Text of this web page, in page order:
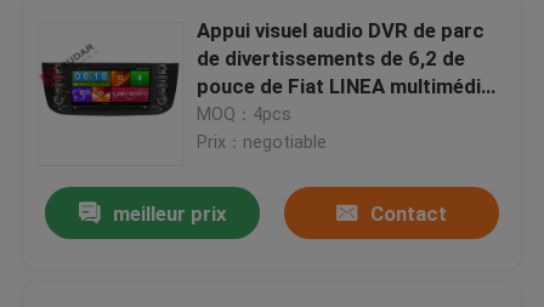
Appui visuel audio DVR de parc
de divertissements de 6,2 de
pouce de Fiat LINEA multimédia
de voiture
MOQ：4pcs
Prix：negotiable
meilleur prix Contact